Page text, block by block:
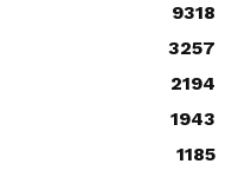
9318
3257
2194
1943
1185